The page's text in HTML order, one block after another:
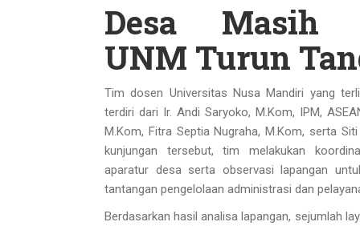
Desa Masih
UNM Turun
Tim dosen Universitas Nusa Mandiri yang
terdiri dari Ir. Andi Saryoko, M.Kom, IPM,
M.Kom, Fitra Septia Nugraha, M.Kom, serta
kunjungan tersebut, tim melakukan
aparatur desa serta observasi lapangan
tantangan pengelolaan administrasi dan
Berdasarkan hasil analisa lapangan, sejumlah